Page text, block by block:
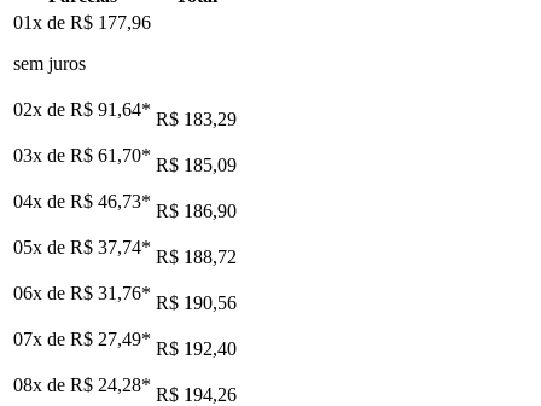
01x de R$ 177,96
sem juros
02x de R$ 91,64* R$ 183,29
03x de R$ 61,70* R$ 185,09
04x de R$ 46,73* R$ 186,90
05x de R$ 37,74* R$ 188,72
06x de R$ 31,76* R$ 190,56
07x de R$ 27,49* R$ 192,40
08x de R$ 24,28* R$ 194,26